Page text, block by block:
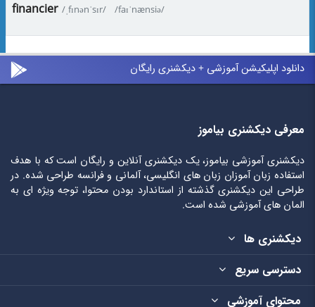
financier /ˌfɪnənˈsɪr/ /faɪˈnænsiə/
دانلود اپلیکیشن آموزشی + دیکشنری رایگان
معرفی دیکشنری بیاموز
دیکشنری آموزشی بیاموز، یک دیکشنری آنلاین و رایگان است که با هدف
استفاده زبان آموزان زبان های انگلیسی، آلمانی و فرانسه طراحی شده. در
طراحی این دیکشنری گذشته از استاندارد بودن محتوا، توجه ویژه ای به
المان های آموزشی شده است.
دیکشنری ها
دسترسی سریع
محتوای آموزشی